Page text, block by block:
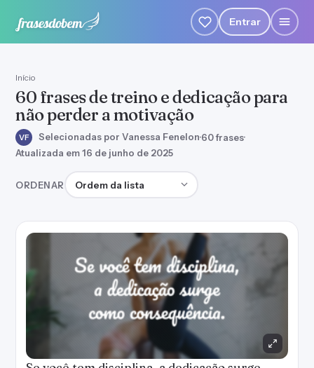
Entrar
Início
60 frases de treino e dedicação para
não perder a motivação
VF Selecionadas por Vanessa Fenelon·60 frases·
Atualizada em 16 de junho de 2025
ORDENAR Ordenar frases